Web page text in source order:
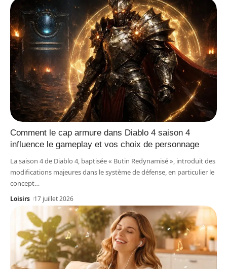
Comment le cap armure dans Diablo 4 saison 4
influence le gameplay et vos choix de personnage
La saison 4 de Diablo 4, baptisée « Butin Redynamisé », introduit des
modifications majeures dans le système de défense, en particulier le
concept…
Loisirs 17 juillet 2026